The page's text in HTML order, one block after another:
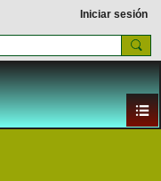
Iniciar sesión